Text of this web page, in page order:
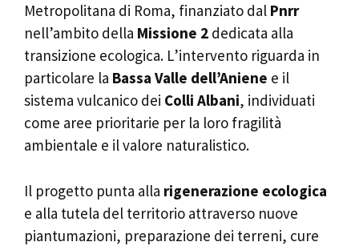
Metropolitana di Roma, finanziato dal Pnrr
nell’ambito della Missione 2 dedicata alla
transizione ecologica. L’intervento riguarda in
particolare la Bassa Valle dell’Aniene e il
sistema vulcanico dei Colli Albani, individuati
come aree prioritarie per la loro fragilità
ambientale e il valore naturalistico.
Il progetto punta alla rigenerazione ecologica
e alla tutela del territorio attraverso nuove
piantumazioni, preparazione dei terreni, cure